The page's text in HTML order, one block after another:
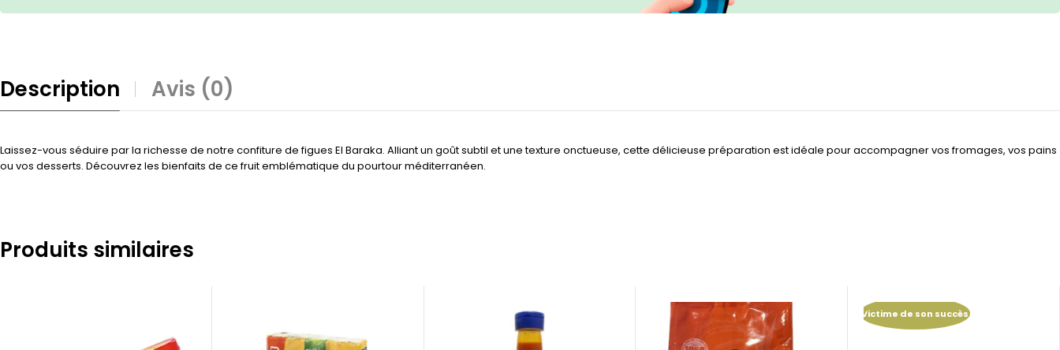
Description Avis (0)
Laissez-vous séduire par la richesse de notre confiture de figues El Baraka. Alliant un goût subtil et une texture onctueuse, cette délicieuse préparation est idéale pour accompagner vos fromages, vos pains
ou vos desserts. Découvrez les bienfaits de ce fruit emblématique du pourtour méditerranéen.
Produits similaires
Victime de son succès